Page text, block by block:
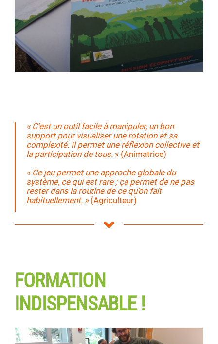
Dans quel cadre ?En groupe de 3 à 6.
Accompagnement de groupes d’agriculteurs,
formations, interventions scolaires du Bac Pro à
l’école d’ingénieurs.
« C’est un outil facile à manipuler, un bon
support pour visualiser une rotation et sa
complexité. Il permet une réflexion collective et
la participation de tous. » (Animatrice)
« Ce jeu permet une approche globale du
système, ce qui est rare ; ça permet de ne pas
rester dans la routine de ce qu’on fait
habituellement. »(Agriculteur)
« Un outil très intéressant, ludique, qui m’a
permis de mettre en « pratique » mes
FORMATION
INDISPENSABLE !